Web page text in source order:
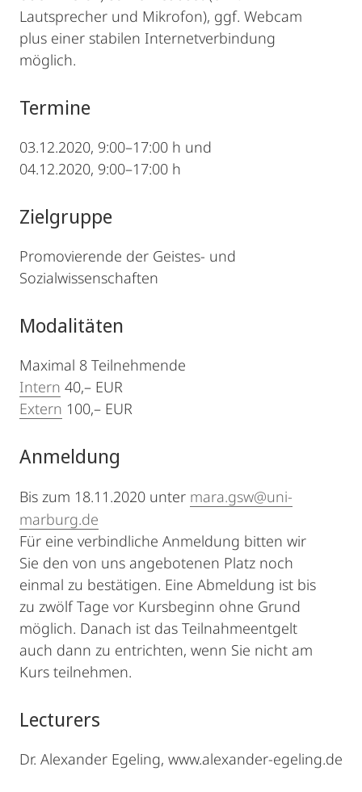
Lautsprecher und Mikrofon), ggf. Webcam
plus einer stabilen Internetverbindung
möglich.
Termine
03.12.2020, 9:00–17:00 h und
04.12.2020, 9:00–17:00 h
Zielgruppe
Promovierende der Geistes- und
Sozialwissenschaften
Modalitäten
Maximal 8 Teilnehmende
Intern 40,– EUR
Extern 100,– EUR
Anmeldung
Bis zum 18.11.2020 unter mara.gsw@uni-
marburg.de
Für eine verbindliche Anmeldung bitten wir
Sie den von uns angebotenen Platz noch
einmal zu bestätigen. Eine Abmeldung ist bis
zu zwölf Tage vor Kursbeginn ohne Grund
möglich. Danach ist das Teilnahmeentgelt
auch dann zu entrichten, wenn Sie nicht am
Kurs teilnehmen.
Lecturers
Dr. Alexander Egeling, www.alexander-egeling.de